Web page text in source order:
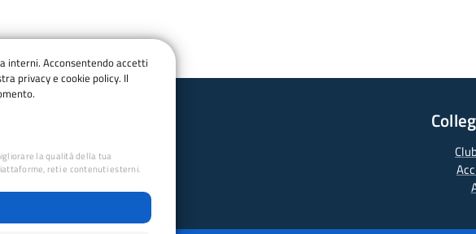
interni. Acconsentendo accetti
privacy e cookie policy. Il
la qualità della tua
reti e contenuti esterni.